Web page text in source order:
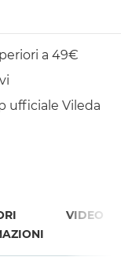
a 49€
ufficiale Vileda
VIDEO